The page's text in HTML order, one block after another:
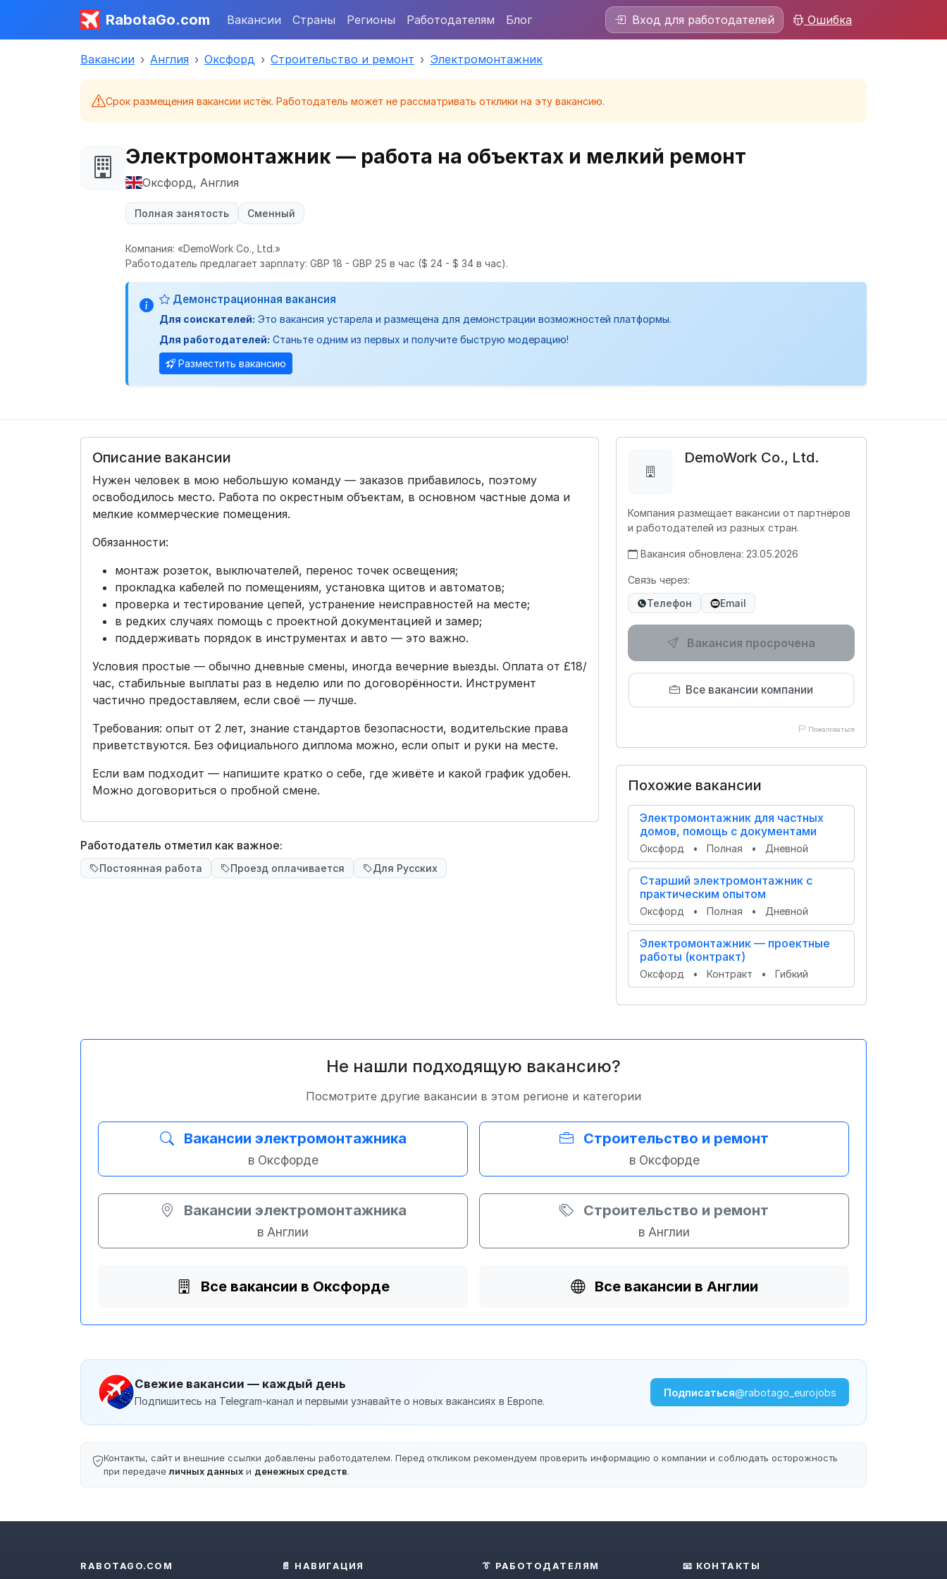
RabotaGo.com Вакансии Страны Регионы Работодателям Блог Вход для работодателей Ошибка
Вакансии Англия Оксфорд Строительство и ремонт Электромонтажник
Срок размещения вакансии истёк. Работодатель может не рассматривать отклики на эту вакансию.
Электромонтажник — работа на объектах и мелкий ремонт
Оксфорд, Англия
Полная занятость Сменный
Компания: «DemoWork Co., Ltd.»
Работодатель предлагает зарплату: GBP 18 - GBP 25 в час ($ 24 - $ 34 в час).
Демонстрационная вакансия
Для соискателей: Это вакансия устарела и размещена для демонстрации возможностей платформы.
Для работодателей: Станьте одним из первых и получите быструю модерацию!
Разместить вакансию
Описание вакансии
Нужен человек в мою небольшую команду — заказов прибавилось, поэтому
освободилось место. Работа по окрестным объектам, в основном частные дома и
мелкие коммерческие помещения.
Обязанности:
монтаж розеток, выключателей, перенос точек освещения;
прокладка кабелей по помещениям, установка щитов и автоматов;
проверка и тестирование цепей, устранение неисправностей на месте;
в редких случаях помощь с проектной документацией и замер;
поддерживать порядок в инструментах и авто — это важно.
Условия простые — обычно дневные смены, иногда вечерние выезды. Оплата от £18/
час, стабильные выплаты раз в неделю или по договорённости. Инструмент
частично предоставляем, если своё — лучше.
Требования: опыт от 2 лет, знание стандартов безопасности, водительские права
приветствуются. Без официального диплома можно, если опыт и руки на месте.
Если вам подходит — напишите кратко о себе, где живёте и какой график удобен.
Можно договориться о пробной смене.
Работодатель отметил как важное:
Постоянная работа Проезд оплачивается Для Русских
DemoWork Co., Ltd.
Компания размещает вакансии от партнёров
и работодателей из разных стран.
Вакансия обновлена: 23.05.2026
Связь через:
Телефон
Email
Вакансия просрочена
Все вакансии компании
Пожаловаться
Похожие вакансии
Электромонтажник для частных
домов, помощь с документами
Оксфорд • Полная • Дневной
Старший электромонтажник с
практическим опытом
Оксфорд • Полная • Дневной
Электромонтажник — проектные
работы (контракт)
Оксфорд • Контракт • Гибкий
Не нашли подходящую вакансию?
Посмотрите другие вакансии в этом регионе и категории
Вакансии электромонтажника
в Оксфорде
Строительство и ремонт
в Оксфорде
Вакансии электромонтажника
в Англии
Строительство и ремонт
в Англии
Все вакансии в Оксфорде Все вакансии в Англии
Свежие вакансии — каждый день
Подпишитесь на Telegram-канал и первыми узнавайте о новых вакансиях в Европе.
Подписаться@rabotago_eurojobs
Контакты, сайт и внешние ссылки добавлены работодателем. Перед откликом рекомендуем проверить информацию о компании и соблюдать осторожность
при передачеличных данных и денежных средств.
RABOTAGO.COM 📄 НАВИГАЦИЯ 👔 РАБОТОДАТЕЛЯМ 📧 КОНТАКТЫ